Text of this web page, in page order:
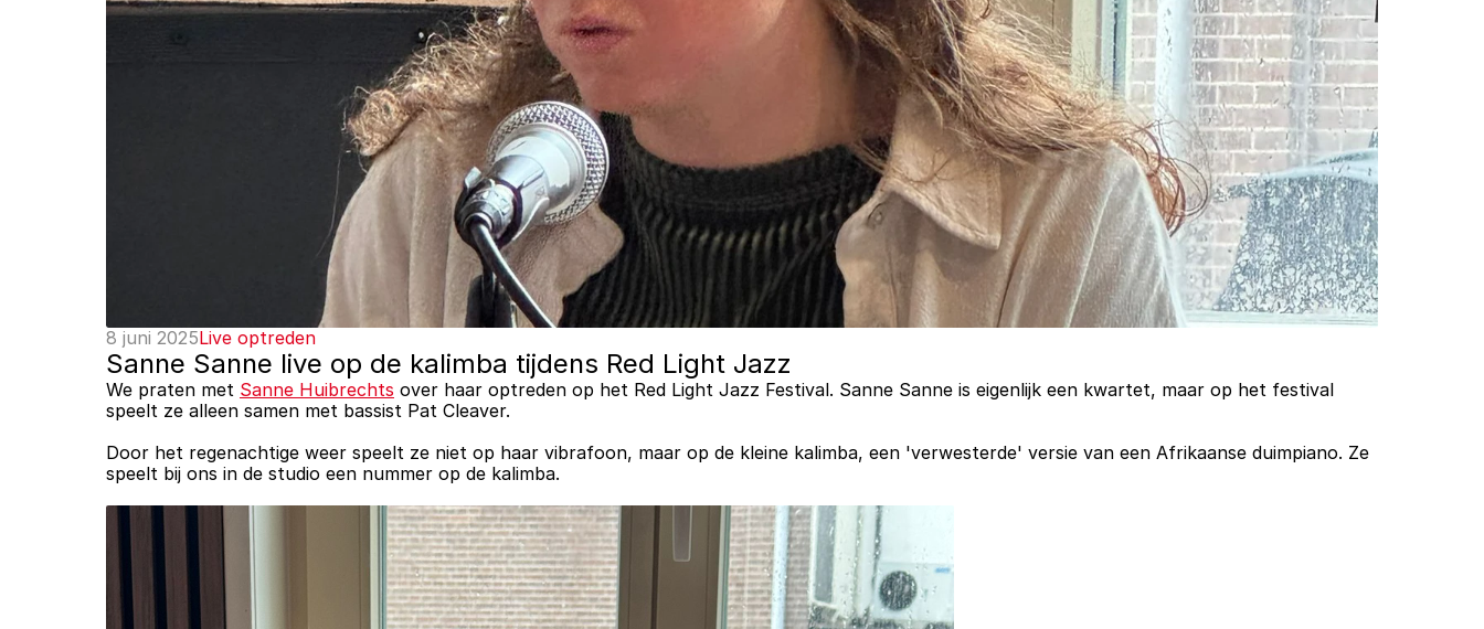
8 juni 2025Live optreden
Sanne Sanne live op de kalimba tijdens Red Light Jazz
We praten met Sanne Huibrechts over haar optreden op het Red Light Jazz Festival. Sanne Sanne is eigenlijk een kwartet, maar op het festival
speelt ze alleen samen met bassist Pat Cleaver.
Door het regenachtige weer speelt ze niet op haar vibrafoon, maar op de kleine kalimba, een 'verwesterde' versie van een Afrikaanse duimpiano. Ze
speelt bij ons in de studio een nummer op de kalimba.